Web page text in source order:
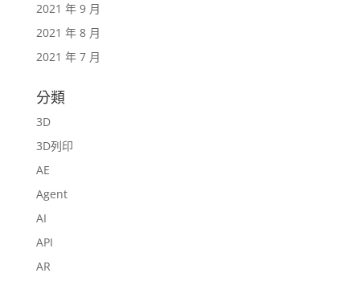
2021 年 9 月
2021 年 8 月
2021 年 7 月
分類
3D
3D列印
AE
Agent
AI
API
AR